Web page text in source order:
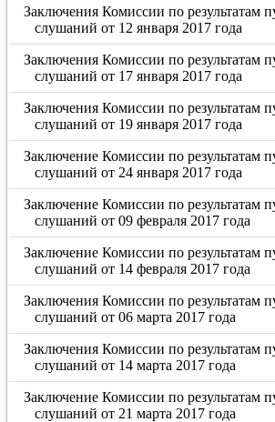
Заключения Комиссии по результатам
слушаний от 12 января 2017 года
Заключения Комиссии по результатам
слушаний от 17 января 2017 года
Заключения Комиссии по результатам
слушаний от 19 января 2017 года
Заключение Комиссии по результатам
слушаний от 24 января 2017 года
Заключение Комиссии по результатам
слушаний от 09 февраля 2017 года
Заключение Комиссии по результатам
слушаний от 14 февраля 2017 года
Заключения Комиссии по результатам
слушаний от 06 марта 2017 года
Заключения Комиссии по результатам
слушаний от 14 марта 2017 года
Заключение Комиссии по результатам
слушаний от 21 марта 2017 года